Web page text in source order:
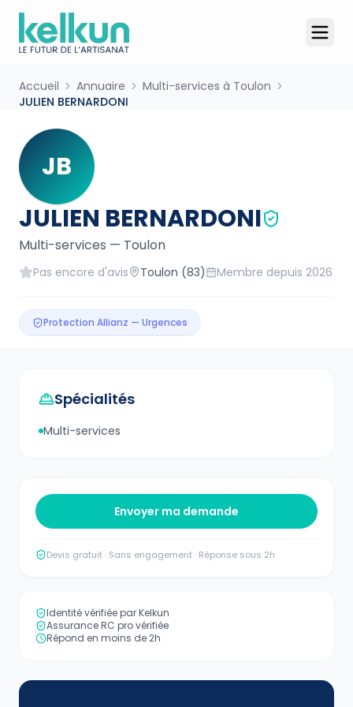
Accueil Annuaire
Multi-services à Toulon
JULIEN BERNARDONI
JB
JULIEN BERNARDONI
Multi-services — Toulon
Pas encore d'avis Toulon (83) Membre depuis 2026
Protection Allianz — Urgences
Spécialités
Multi-services
Envoyer ma demande
Devis gratuit · Sans engagement · Réponse sous 2h
Identité vérifiée par Kelkun
Assurance RC pro vérifiée
Répond en moins de 2h